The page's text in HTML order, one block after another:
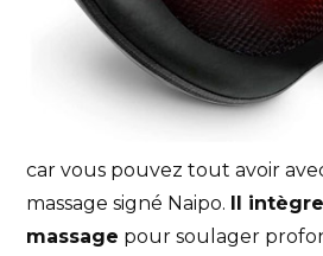
car vous pouvez tout avoir
massage signé Naipo. Il
massage pour soulager